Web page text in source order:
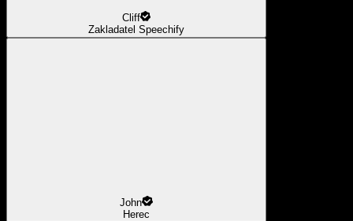
Cliff
Zakladatel Speechify
John
Herec